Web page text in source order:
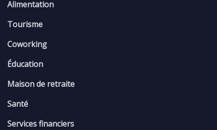
Alimentation
Tourisme
Coworking
Éducation
Maison de retraite
Santé
Services financiers